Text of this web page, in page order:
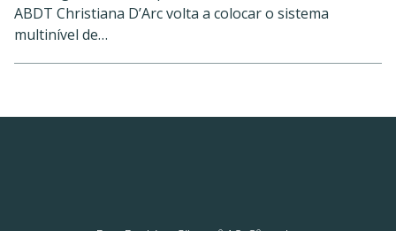
ABDT Christiana D’Arc volta a colocar o sistema
multinível de…